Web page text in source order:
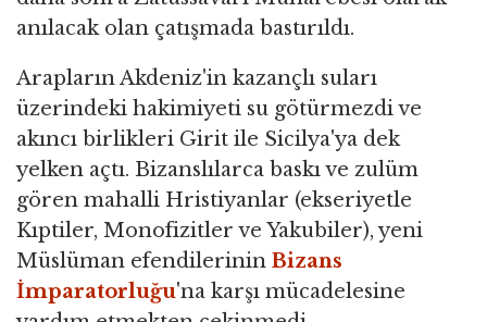
anılacak olan çatışmada bastırıldı.
Arapların Akdeniz'in kazançlı suları
üzerindeki hakimiyeti su götürmezdi ve
akıncı birlikleri Girit ile Sicilya'ya dek
yelken açtı. Bizanslılarca baskı ve zulüm
gören mahalli Hristiyanlar (ekseriyetle
Kıptiler, Monofizitler ve Yakubiler), yeni
Müslüman efendilerinin Bizans
İmparatorluğu'na karşı mücadelesine